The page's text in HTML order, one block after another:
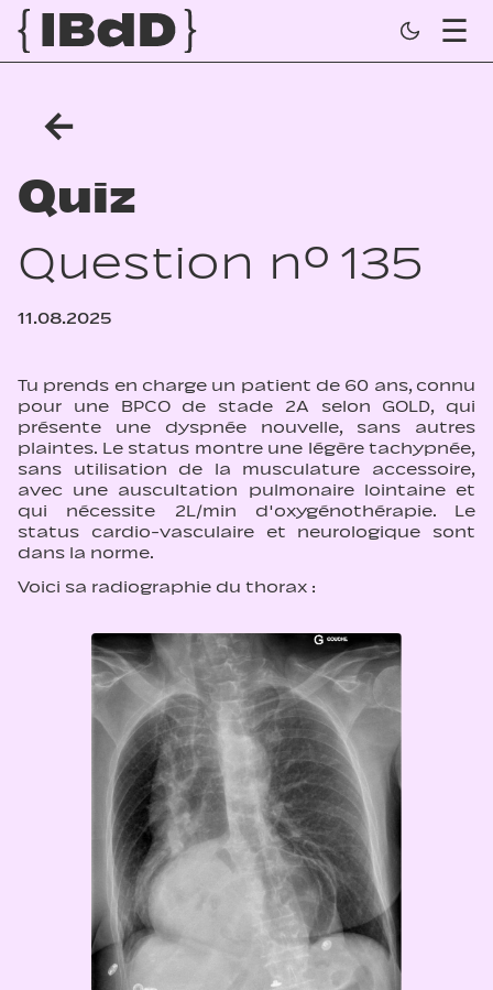
←
Quiz
Question n° 135
11.08.2025
Tu prends en charge un patient de 60 ans, connu
pour une BPCO de stade 2A selon GOLD, qui
présente une dyspnée nouvelle, sans autres
plaintes. Le status montre une légère tachypnée,
sans utilisation de la musculature accessoire,
avec une auscultation pulmonaire lointaine et
qui nécessite 2L/min d'oxygénothérapie. Le
status cardio-vasculaire et neurologique sont
dans la norme.
Voici sa radiographie du thorax :